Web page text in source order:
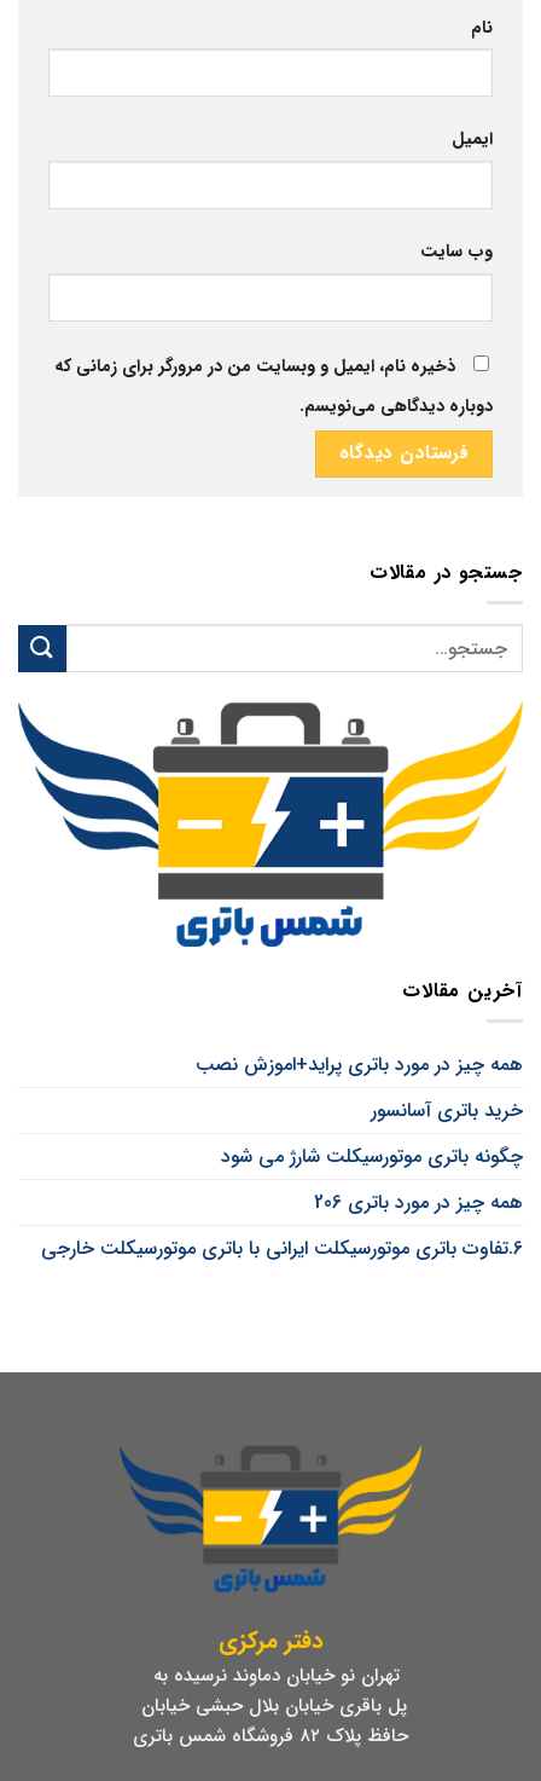
نام
ایمیل
وب‌ سایت
ذخیره نام، ایمیل و وبسایت من در مرورگر برای زمانی که
دوباره دیدگاهی می‌نویسم.
جستجو در مقالات
آخرین مقالات
همه چیز در مورد باتری پراید+اموزش نصب
خرید باتری آسانسور
چگونه باتری موتورسیکلت شارژ می شود
همه چیز در مورد باتری 206
6.تفاوت باتری موتورسیکلت ایرانی با باتری موتورسیکلت خارجی
دفتر مرکزی
تهران نو خیابان دماوند نرسیده به
پل باقری خیابان بلال حبشی خیابان
حافظ پلاک ۸۲ فروشگاه شمس باتری